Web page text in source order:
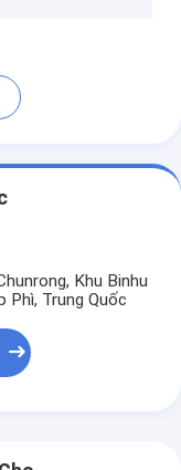
Khu Binhu
Phì, Trung Quốc